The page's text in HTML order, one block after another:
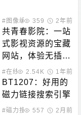
#图像编辑359 2年前
共青春影院：一站
式影视资源的宝藏
网站，体验无插件
的高清观影乐趣
#在线影音2.54K 1年前
BT1207：好用的
磁力链接搜索引擎
#磁力搜索557 2月前